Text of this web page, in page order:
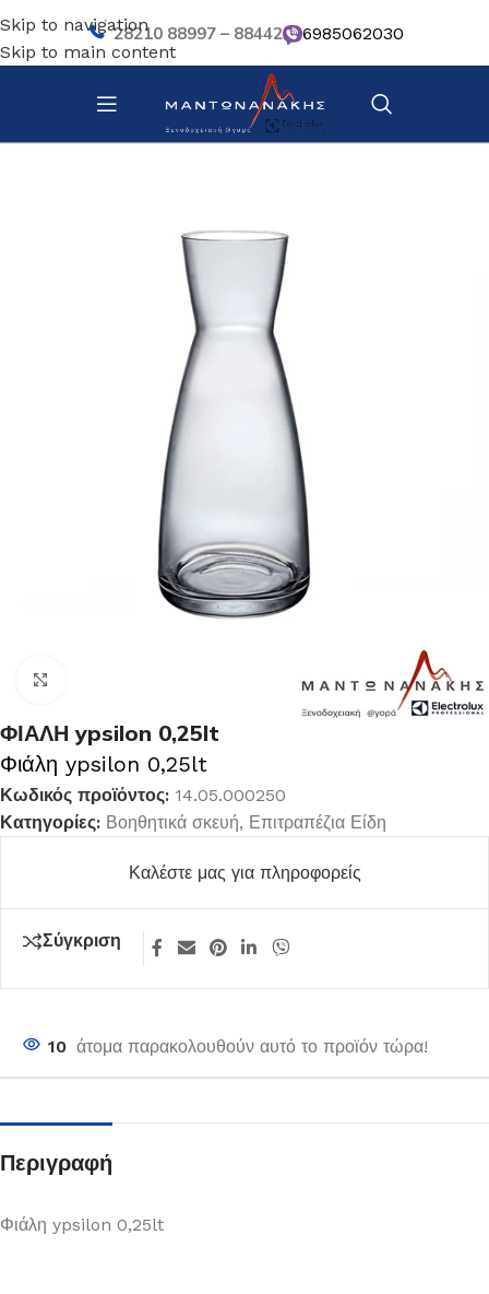
Skip to navigation
Skip to main content
28210 88997 – 88442 6985062030
Αρχική σελίδα/ Επιτραπέζια Είδη/ Βοηθητικά σκευή
ΦΙΑΛΗ ypsilon 0,25lt
Φιάλη ypsilon 0,25lt
Κωδικός προϊόντος: 14.05.000250
Κατηγορίες: Βοηθητικά σκευή, Επιτραπέζια Είδη
Καλέστε μας για πληροφορείς
Σύγκριση
10 άτομα παρακολουθούν αυτό το προϊόν τώρα!
Περιγραφή
Φιάλη ypsilon 0,25lt